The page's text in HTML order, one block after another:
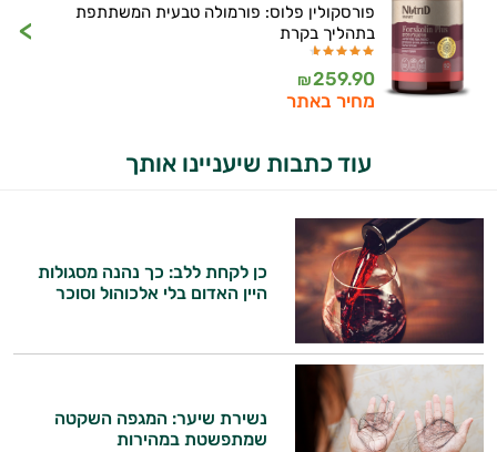
פורסקולין פלוס: פורמולה טבעית המשתתפת
בתהליך בקרת
259.90
₪
מחיר באתר
עוד כתבות שיעניינו אותך
כן לקחת ללב: כך נהנה מסגולות
היין האדום בלי אלכוהול וסוכר
נשירת שיער: המגפה השקטה
שמתפשטת במהירות